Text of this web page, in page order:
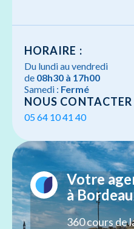
HORAIRE :
Du lundi au vendredi
de 08h30 à 17h00
Samedi : Fermé
NOUS CONTACTER
05 64 10 41 40
Votre
à
360 cours de